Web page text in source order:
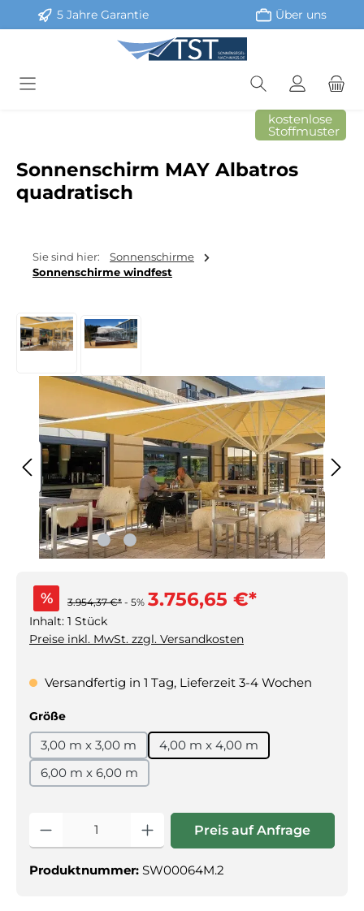
Zum Hauptinhalt springen
5 Jahre Garantie Über uns
kostenlose
Stoffmuster
Sonnenschirm MAY Albatros
quadratisch
Sie sind hier:
Sonnenschirme
Sonnenschirme windfest
Bildergalerie überspringen
% 3.954,37 €* - 5% 3.756,65 €*
Inhalt: 1 Stück
Preise inkl. MwSt. zzgl. Versandkosten
Versandfertig in 1 Tag, Lieferzeit 3-4 Wochen
Größeauswählen
3,00 m x 3,00 m
4,00 m x 4,00 m
6,00 m x 6,00 m
Produkt Anzahl: Gib den
Preis auf Anfrage
Produktnummer: SW00064M.2